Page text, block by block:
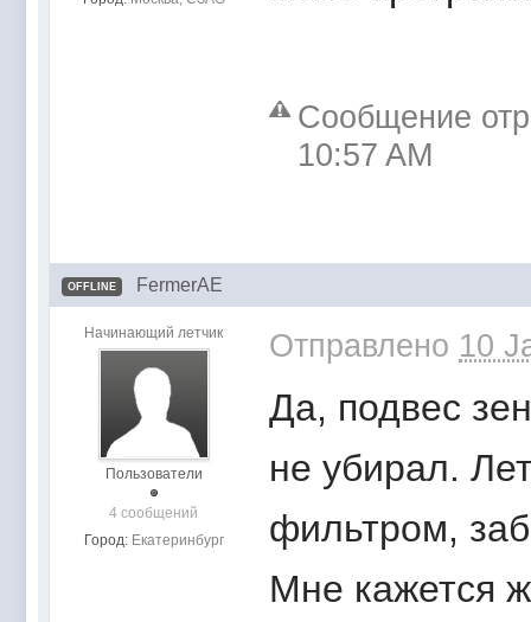
Сообщение
10:57 AM
OFFLINE FermerAE
Начинающий летчик
Пользователи
4 сообщений
Город: Екатеринбург
Отправлено 10
Да, подвес
не убирал.
фильтром,
Мне кажется